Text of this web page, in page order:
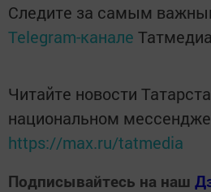
Следите за самым
Telegram-канале Татмедиа
Читайте новости
национальном
https://max.ru/tatmedia
Подписывайтесь на наш